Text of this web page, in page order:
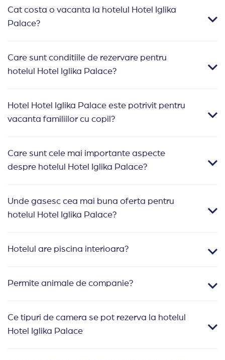
Cat costa o vacanta la hotelul Hotel Iglika
Palace?
Care sunt conditiile de rezervare pentru
hotelul Hotel Iglika Palace?
Hotel Hotel Iglika Palace este potrivit pentru
vacanta familiilor cu copil?
Care sunt cele mai importante aspecte
despre hotelul Hotel Iglika Palace?
Unde gasesc cea mai buna oferta pentru
hotelul Hotel Iglika Palace?
Hotelul are piscina interioara?
Permite animale de companie?
Ce tipuri de camera se pot rezerva la hotelul
Hotel Iglika Palace